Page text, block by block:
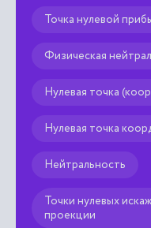
Точка нулевой
Физическая
Нулевая точка
Нулевая точка
Нейтральность
Точки нулевых
проекции